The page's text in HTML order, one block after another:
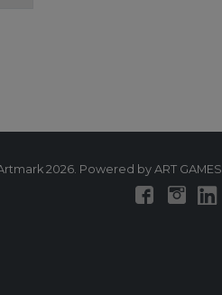
2026. Powered by ART GAMES